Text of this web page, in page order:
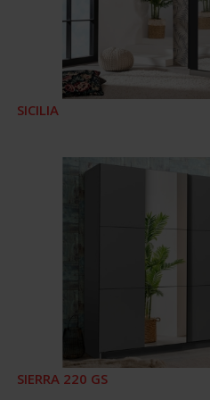
SICILIA
SIERRA 220 GS